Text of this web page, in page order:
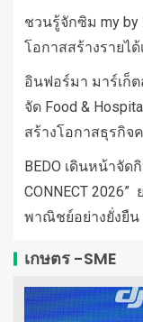
ชวนรู้จักซิม my by
โอกาสสร้างรายได้
อินฟอร์มา มาร์เก็
จัด Food &
สร้างโอกาสธุรกิจ
BEDO เดินหน้าจัด
CONNECT
พาณิชย์อย่างยั่งยืน
เกษตร -SME